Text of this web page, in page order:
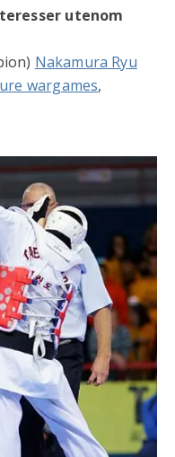
utenom
Nakamura Ryu
wargames,